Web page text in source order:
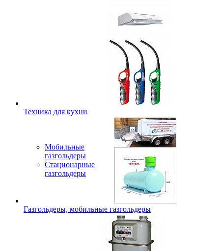
Техника для кухни
Мобильные
газгольдеры
Стационарные
газгольдеры
Газгольдеры, мобильные газгольдеры